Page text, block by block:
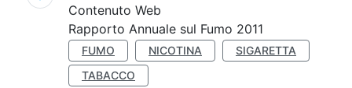
Contenuto Web
Rapporto Annuale sul Fumo 2011
FUMO NICOTINA
SIGARETTA
TABACCO